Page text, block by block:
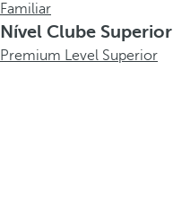
Familiar
Nível Clube Superior
Premium Level Superior